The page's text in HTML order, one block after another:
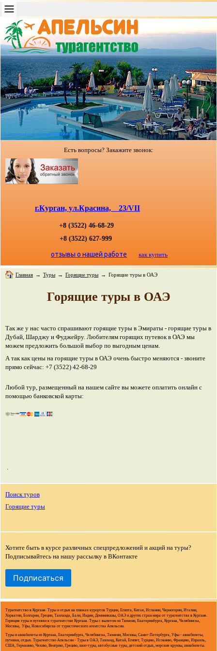
Туристическое агентство "АПЕЛЬСИН"
Есть вопросы? Закажите звонок:
г.Курган, ул.Красина, 23/VII
+8 (3522) 46-68-29
+8 (3522) 627-999
отзывы о нашей работе как купить
Главная → Туры → Горящие туры → Горящие туры в ОАЭ
Горящие туры в ОАЭ
Так же у нас часто спрашивают горящие туры в Эмираты - горящие туры в
Дубай, Шарджу и Фуджейру. Любителям горящих путевок в ОАЭ мы
можем предложить большой выбор по выгодным ценам.
А так как цены на горящие туры в ОАЭ очень быстро меняются - звоните
прямо сейчас: +7 (3522) 42-68-29
Любой тур, размещенный на нашем сайте вы можете оплатить онлайн с
помощью банковской карты:
.
Поиск туров
Горящие туры
Хотите быть в курсе различных спецпредложений и акций на туры?
Подписывайтесь на нашу рассылку в ВКонтакте
Подписаться
Турагентство в Кургане. Туры и отдых на пляжах курортов Турции, Египта, Китая, Испании, Черногории, Италии,
Хорватии, Болгарии, Греции, Таиланда, Бали, Индии, Доминиканы, ОАЭ и других стран мира от турагентства в Кургане.
Горящие туры и путевки в турагентстве Кургана. Туры с вылетом из Тюмени, Екатеринбурга, Кургана, Челябинска,
Москвы, Уфы, Новосибирска от туристического агентства Апельсин.
Туры и авиабилеты из Кургана, Екатеринбурга, Челябинска, Тюмени, Москвы, Санкт-Петербурга, Уфы - авиабилеты,
путевки, отдых. Турагентство Апельсин - Туры в ОАЭ, Таиланд, Китай, Египет, Турцию, Испанию, Францию, Израиль,
США, Германию, Чехию, Венгрию, Грецию, шоп-туры, автобусные туры, детский отдых, морские круизы, авиабилеты.